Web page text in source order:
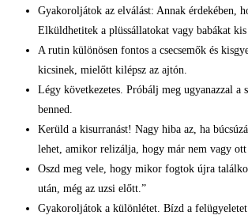
Gyakoroljátok az elválást: Annak érdekében,
Elküldhetitek a plüssállatokat vagy babákat
A rutin különösen fontos a csecsemők és
kicsinek, mielőtt kilépsz az ajtón.
Légy következetes. Próbálj meg ugyanazzal a
benned.
Kerüld a kisurranást! Nagy hiba az, ha
lehet, amikor relizálja, hogy már nem vagy
Oszd meg vele, hogy mikor fogtok újra
után, még az uzsi előtt.”
Gyakoroljátok a különlétet. Bízd a